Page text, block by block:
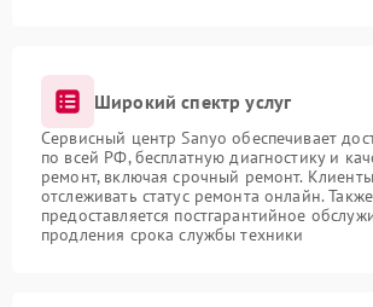
Широкий спектр услуг
Сервисный центр Sanyo обеспечивает
по всей РФ, бесплатную диагностику и
ремонт, включая срочный ремонт.
отслеживать статус ремонта онлайн. Также
предоставляется постгарантийное
продления срока службы техники